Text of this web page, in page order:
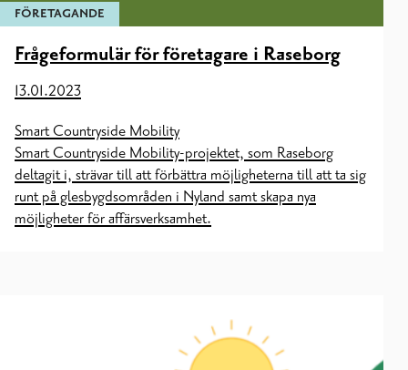
FÖRETAGANDE
Frågeformulär för företagare i Raseborg
13.01.2023
Smart Countryside Mobility
Smart Countryside Mobility-projektet, som Raseborg
deltagit i, strävar till att förbättra möjligheterna till att ta sig
runt på glesbygdsområden i Nyland samt skapa nya
möjligheter för affärsverksamhet.